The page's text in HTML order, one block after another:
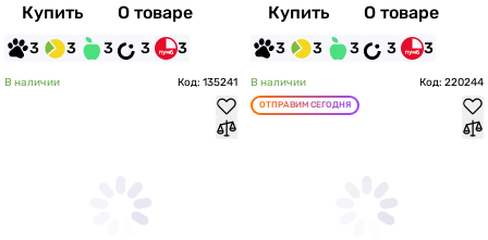
Купить О товаре
3 3 3 3 3
Купить О товаре
3 3 3 3 3
В наличии Код: 135241 В наличии Код: 220244
ОТПРАВИМ СЕГОДНЯ